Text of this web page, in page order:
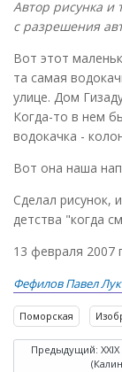
Автор рисунка и
с разрешения
Вот этот
та самая
улице. Дом
Когда-то в нем
водокачка -
Вот она наша
Сделал рисунок,
детства "когда
13 февраля 2007
Фефилов Павел
Поморская
Предыдущий: